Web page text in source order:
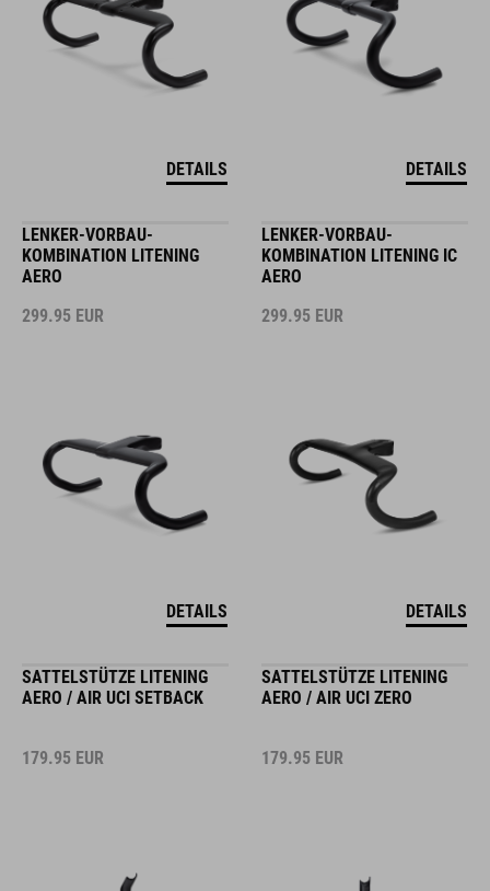
DETAILS DETAILS
LENKER-VORBAU-
KOMBINATION LITENING
AERO
299.95 EUR
DETAILS
LENKER-VORBAU-
KOMBINATION LITENING IC
AERO
299.95 EUR
DETAILS
SATTELSTÜTZE LITENING
AERO / AIR UCI SETBACK
179.95 EUR
SATTELSTÜTZE LITENING
AERO / AIR UCI ZERO
179.95 EUR